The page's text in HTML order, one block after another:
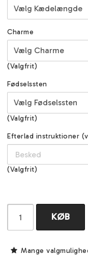
Charme
(Valgfrit)
Fødselssten
(Valgfrit)
Efterlad instruktioner
(Valgfrit)
KØB
Mange